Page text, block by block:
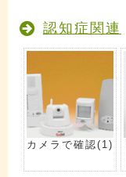
認知症関連
カメラで確認(1)